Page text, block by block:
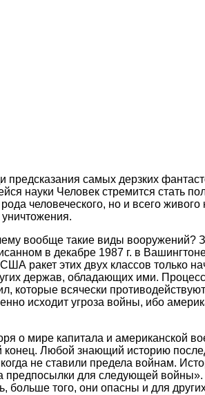
предсказания самых дерзких
науки Человек стремится стать
человеческого, но и всего
уничтожения.
вообще такие виды
в декабре 1987 г. в
ракет этих двух классов только
держав, обладающих ими. Процесс
которые всячески
исходит угроза войны, ибо
о мире капитала и американской
Любой знающий историю
не ставили предела войнам.
предпосылки для следующей
больше того, они опасны и для